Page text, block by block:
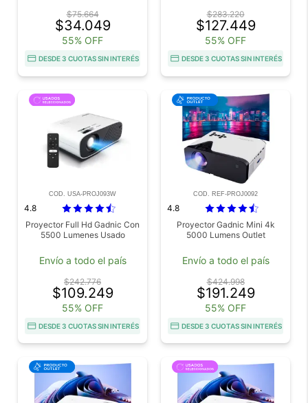
$75.664
$34.049
55% OFF
DESDE 3 CUOTAS SIN INTERÉS
$283.220
$127.449
55% OFF
DESDE 3 CUOTAS SIN INTERÉS
COD. USA-PROJ093W
4.8
Proyector Full Hd Gadnic Con
5500 Lumenes Usado
Envío a todo el país
$242.776
$109.249
55% OFF
DESDE 3 CUOTAS SIN INTERÉS
COD. REF-PROJ0092
4.8
Proyector Gadnic Mini 4k
5000 Lumens Outlet
Envío a todo el país
$424.998
$191.249
55% OFF
DESDE 3 CUOTAS SIN INTERÉS